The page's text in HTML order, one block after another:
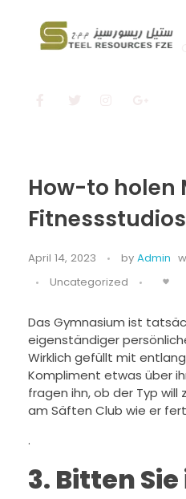
How-to holen
Fitnessstudios
April 14, 2023 by Admin
Uncategorized
Das Gymnasium ist
eigenständiger
Wirklich gefüllt mit
Kompliment etwas über
fragen ihn, ob der Typ will
am Säften Club wie er
.
3. Bitten